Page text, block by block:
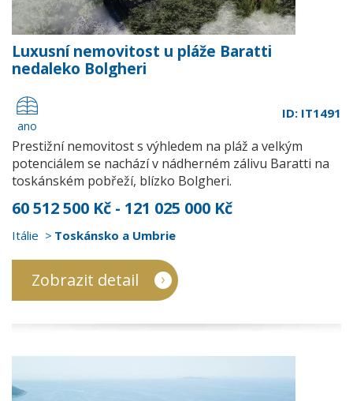
Luxusní nemovitost u pláže Baratti
nedaleko Bolgheri
ano
ID: IT1491
Prestižní nemovitost s výhledem na pláž a velkým
potenciálem se nachází v nádherném zálivu Baratti na
toskánském pobřeží, blízko Bolgheri.
60 512 500 Kč - 121 025 000 Kč
Itálie Toskánsko a Umbrie
Zobrazit detail